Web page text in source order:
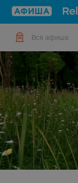
Вся афиша